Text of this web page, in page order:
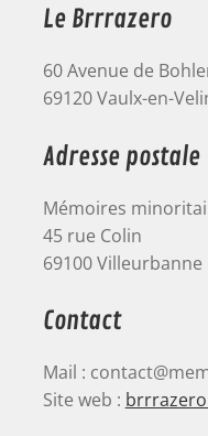
Le Brrrazero
60 Avenue de
69120 Vaulx-en-
Adresse postale
Mémoires
45 rue Colin
69100 Villeurbanne
Contact
Mail :
Site web :